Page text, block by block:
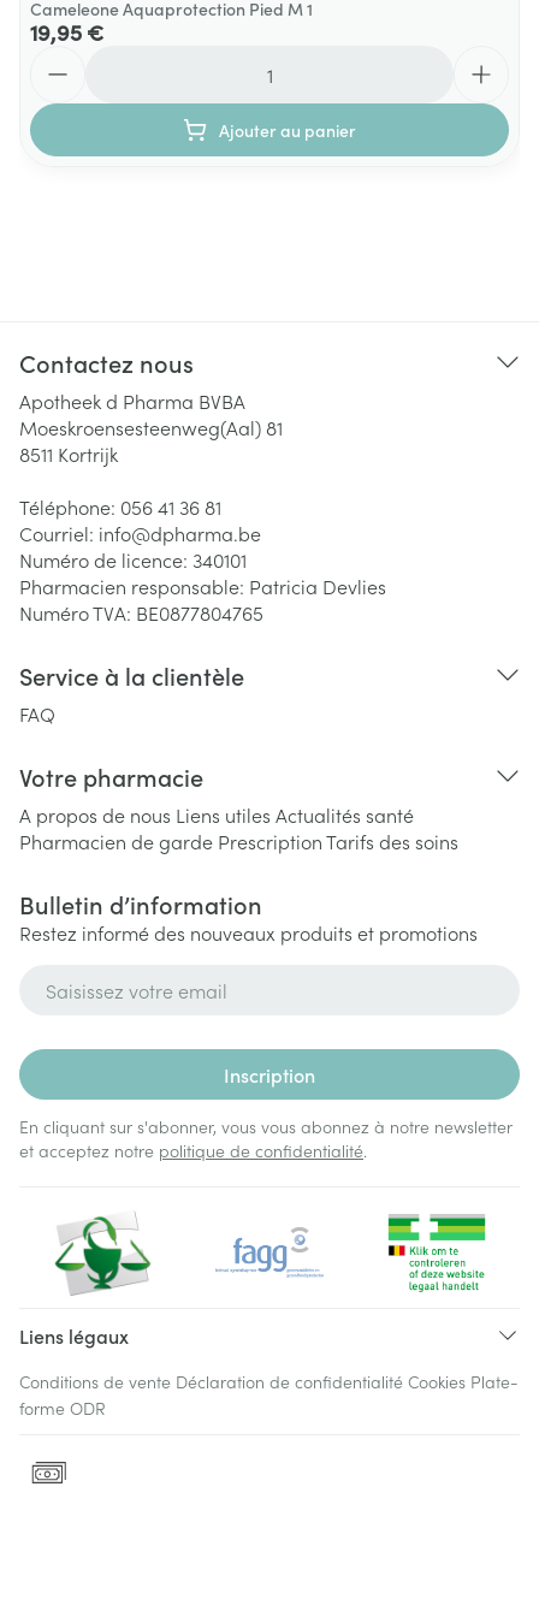
Cameleone Aquaprotection Pied M 1
19,95 €
Ajouter au panier
Contactez nous
Apotheek d Pharma BVBA
Moeskroensesteenweg(Aal) 81
8511 Kortrijk
Téléphone: 056 41 36 81
Courriel: info@dpharma.be
Numéro de licence: 340101
Pharmacien responsable: Patricia Devlies
Numéro TVA: BE0877804765
Service à la clientèle
FAQ
Votre pharmacie
A propos de nous Liens utiles Actualités santé
Pharmacien de garde PrescriptionTarifs des soins
Bulletin d’information
Restez informé des nouveaux produits et promotions
Inscription
En cliquant sur s'abonner, vous vous abonnez à notre newsletter
et acceptez notre politique de confidentialité.
Liens légaux
Conditions de vente Déclaration de confidentialité Cookies Plate-
forme ODR